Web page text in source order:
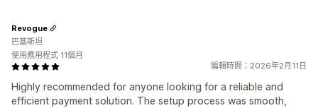
編輯時間：2026年2月11日
Highly recommended for anyone looking for a reliable and
efficient payment solution. The setup process was smooth,
Revogue
巴基斯坦
使用應用程式 11個月